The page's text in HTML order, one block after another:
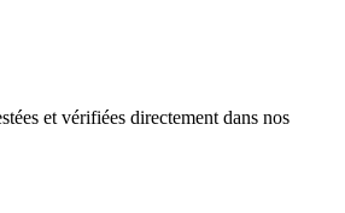
et vérifiées directement dans nos